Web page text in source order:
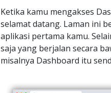
Ketika kamu mengakses
selamat datang. Laman ini
aplikasi pertama kamu.
saja yang berjalan secara
misalnya Dashboard itu